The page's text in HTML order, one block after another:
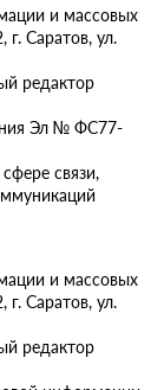
и массовых
Саратов, ул.
редактор
Эл № ФС77-
связи,
и массовых
Саратов, ул.
редактор